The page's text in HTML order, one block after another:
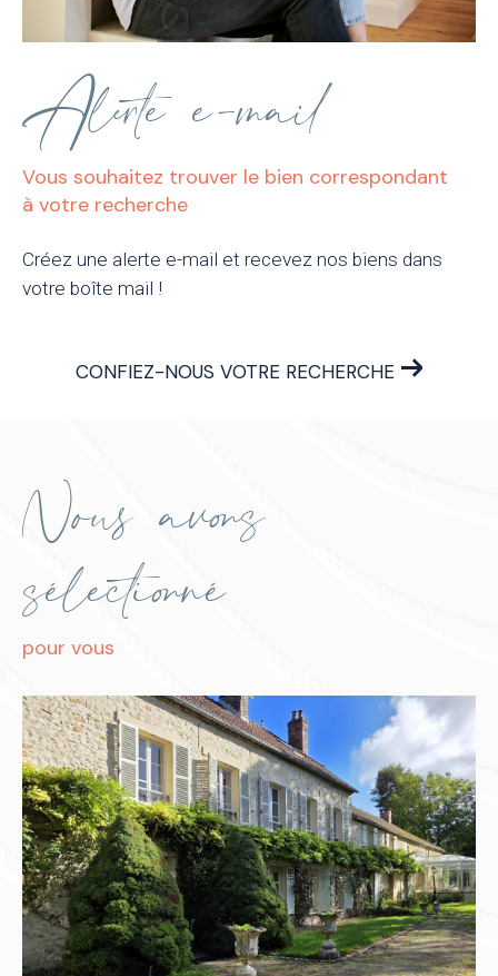
Alerte e-mail
Vous souhaitez trouver le bien correspondant
à votre recherche
Créez une alerte e-mail et recevez nos biens dans
votre boîte mail !
CONFIEZ-NOUS VOTRE RECHERCHE
Nous avons
sélectionné
pour vous